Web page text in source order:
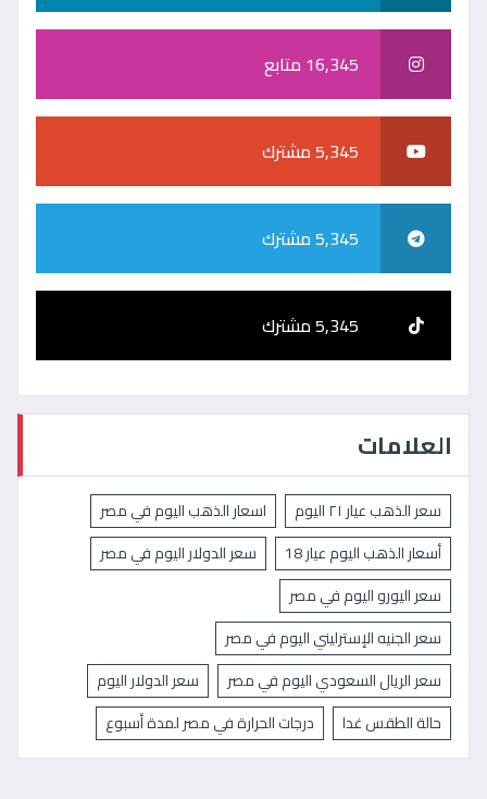
16,345 متابع
5,345 مشترك
5,345 مشترك
5,345 مشترك
العلامات
سعر الذهب عيار ٢١ اليوم
اسعار الذهب اليوم في مصر
أسعار الذهب اليوم عيار 18
سعر الدولار اليوم في مصر
سعر اليورو اليوم في مصر
سعر الجنيه الإسترليني اليوم في مصر
سعر الريال السعودي اليوم في مصر
سعر الدولار اليوم
حالة الطقس غدا
درجات الحرارة في مصر لمدة أسبوع